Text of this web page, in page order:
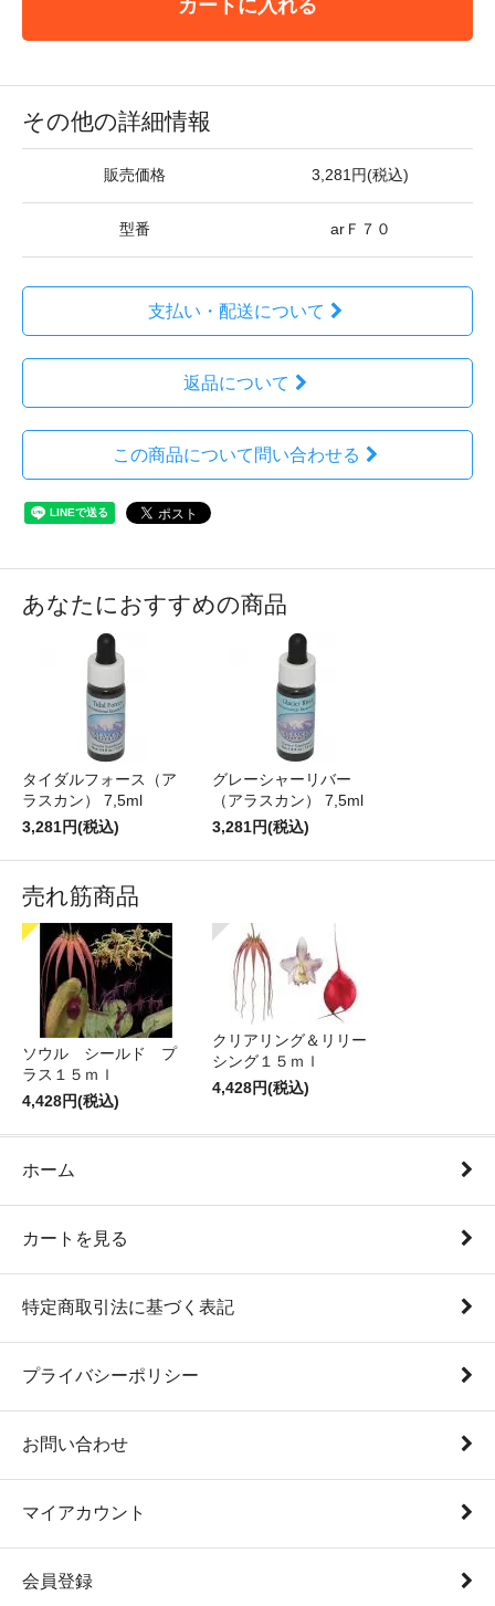
カートに入れる
その他の詳細情報
販売価格 3,281円(税込)
型番 arＦ７０
支払い・配送について
返品について
この商品について問い合わせる
あなたにおすすめの商品
タイダルフォース（ア
ラスカン） 7,5ml
3,281円(税込)
グレーシャーリバー
（アラスカン） 7,5ml
3,281円(税込)
売れ筋商品
ソウル シールド プ
ラス１５ｍｌ
4,428円(税込)
クリアリング＆リリー
シング１５ｍｌ
4,428円(税込)
ホーム
カートを見る
特定商取引法に基づく表記
プライバシーポリシー
お問い合わせ
マイアカウント
会員登録